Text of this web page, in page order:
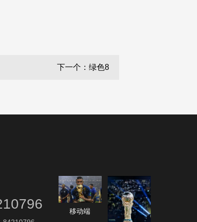
下一个：绿色8
移动端